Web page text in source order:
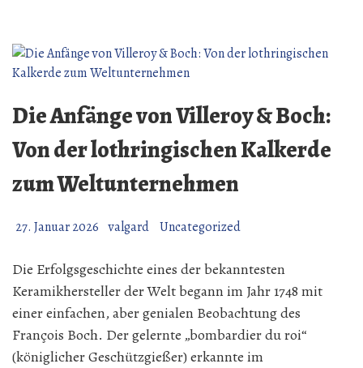
Mettlach
Die Anfänge von Villeroy & Boch:
Von der lothringischen Kalkerde
zum Weltunternehmen
27. Januar 2026 valgard Uncategorized
Die Erfolgsgeschichte eines der bekanntesten
Keramikhersteller der Welt begann im Jahr 1748 mit
einer einfachen, aber genialen Beobachtung des
François Boch. Der gelernte „bombardier du roi“
(königlicher Geschützgießer) erkannte im